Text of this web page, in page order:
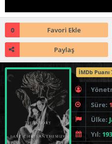
0 Favori Ekle
Paylaş
İMDb Puanı
Süre:
Ülke:
Yıl: